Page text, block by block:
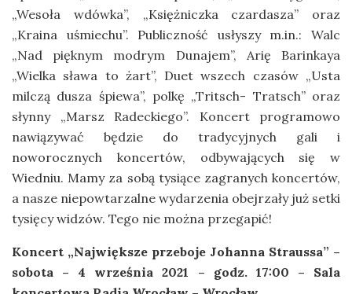
„Wesoła wdówka”, „Księżniczka czardasza” oraz
„Kraina uśmiechu”. Publiczność usłyszy m.in.: Walc
„Nad pięknym modrym Dunajem”, Arię Barinkaya
„Wielka sława to żart”, Duet wszech czasów „Usta
milczą dusza śpiewa”, polkę „Tritsch- Tratsch” oraz
słynny „Marsz Radeckiego”. Koncert programowo
nawiązywać będzie do tradycyjnych gali i
noworocznych koncertów, odbywających się w
Wiedniu. Mamy za sobą tysiące zagranych koncertów,
a nasze niepowtarzalne wydarzenia obejrzały już setki
tysięcy widzów. Tego nie można przegapić!
Koncert „Największe przeboje Johanna Straussa” –
sobota – 4 września 2021 – godz. 17:00 – Sala